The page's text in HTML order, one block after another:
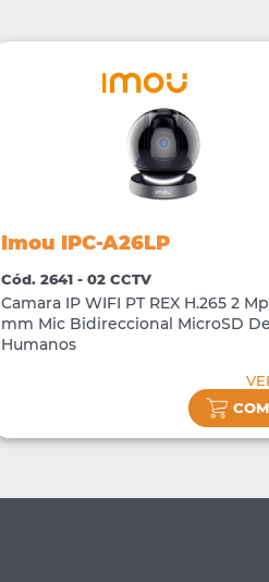
Imou IPC-A26LP
Cód. 2641 - 02 CCTV
Camara IP WIFI PT REX H.265 2
mm Mic Bidireccional MicroSD
Humanos